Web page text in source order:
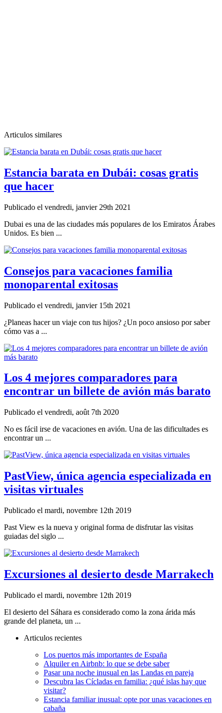
Articulos similares
Estancia barata en Dubái: cosas gratis
que hacer
Publicado el vendredi, janvier 29th 2021
Dubai es una de las ciudades más populares de los Emiratos Árabes
Unidos. Es bien ...
Consejos para vacaciones familia
monoparental exitosas
Publicado el vendredi, janvier 15th 2021
¿Planeas hacer un viaje con tus hijos? ¿Un poco ansioso por saber
cómo vas a ...
Los 4 mejores comparadores para
encontrar un billete de avión más barato
Publicado el vendredi, août 7th 2020
No es fácil irse de vacaciones en avión. Una de las dificultades es
encontrar un ...
PastView, única agencia especializada en
visitas virtuales
Publicado el mardi, novembre 12th 2019
Past View es la nueva y original forma de disfrutar las visitas
guiadas del siglo ...
Excursiones al desierto desde Marrakech
Publicado el mardi, novembre 12th 2019
El desierto del Sáhara es considerado como la zona árida más
grande del planeta, un ...
Articulos recientes
Los puertos más importantes de España
Alquiler en Airbnb: lo que se debe saber
Pasar una noche inusual en las Landas en pareja
Descubra las Cícladas en familia: ¿qué islas hay que
visitar?
Estancia familiar inusual: opte por unas vacaciones en
cabaña